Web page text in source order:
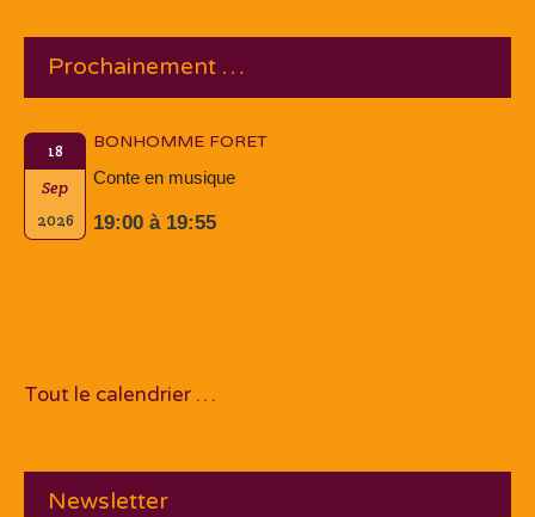
Prochainement …
18
Sep
2026
BONHOMME FORET
Conte en musique
19:00 à 19:55
Tout le calendrier …
Newsletter